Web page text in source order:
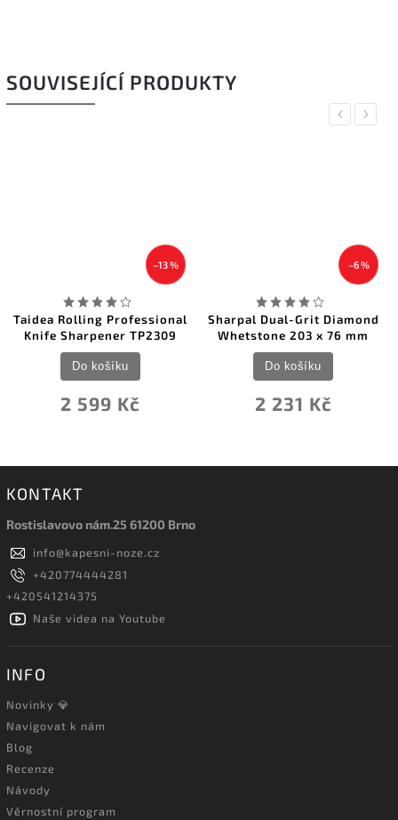
SOUVISEJÍCÍ PRODUKTY
Previous
–13 %
Taidea Rolling Professional
Knife Sharpener TP2309
2 599 Kč
Do košíku
–6 %
Sharpal Dual-Grit Diamond
Whetstone 203 x 76 mm
2 231 Kč
Do košíku
Next
KONTAKT
Rostislavovo nám.25 61200 Brno
info@kapesni-noze.cz
+420774444281
+420541214375
Naše videa na Youtube
INFO
Novinky 💎
Navigovat k nám
Blog
Recenze
Návody
Věrnostní program